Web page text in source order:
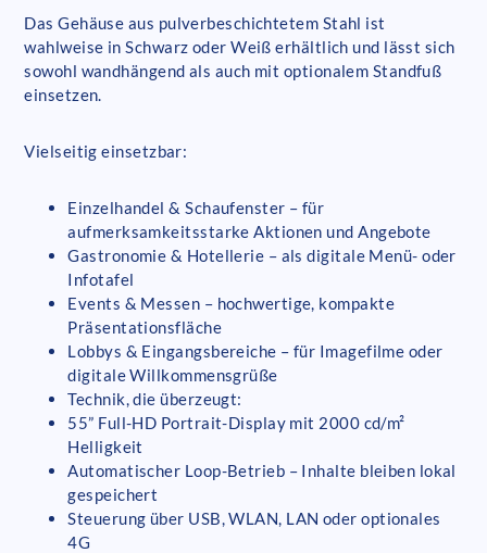
Das Gehäuse aus pulverbeschichtetem Stahl ist
wahlweise in Schwarz oder Weiß erhältlich und lässt sich
sowohl wandhängend als auch mit optionalem Standfuß
einsetzen.
Vielseitig einsetzbar:
Einzelhandel & Schaufenster – für
aufmerksamkeitsstarke Aktionen und Angebote
Gastronomie & Hotellerie – als digitale Menü- oder
Infotafel
Events & Messen – hochwertige, kompakte
Präsentationsfläche
Lobbys & Eingangsbereiche – für Imagefilme oder
digitale Willkommensgrüße
Technik, die überzeugt:
55” Full-HD Portrait-Display mit 2000 cd/m²
Helligkeit
Automatischer Loop-Betrieb – Inhalte bleiben lokal
gespeichert
Steuerung über USB, WLAN, LAN oder optionales
4G